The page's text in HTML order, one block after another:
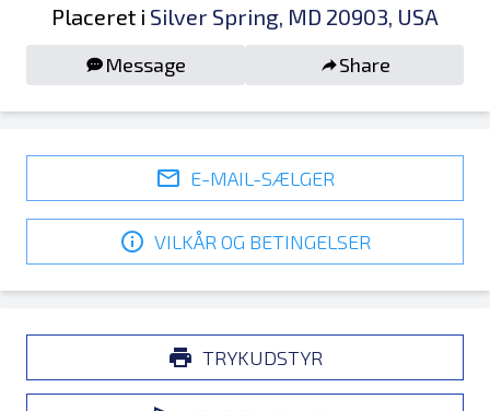
Placeret i Silver Spring, MD 20903, USA
Message Share
E-MAIL-SÆLGER
VILKÅR OG BETINGELSER
TRYKUDSTYR